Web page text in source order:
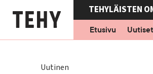
pääsisältöön
TEHYLÄISTEN
Etusivu
Uutiset
Uutinen